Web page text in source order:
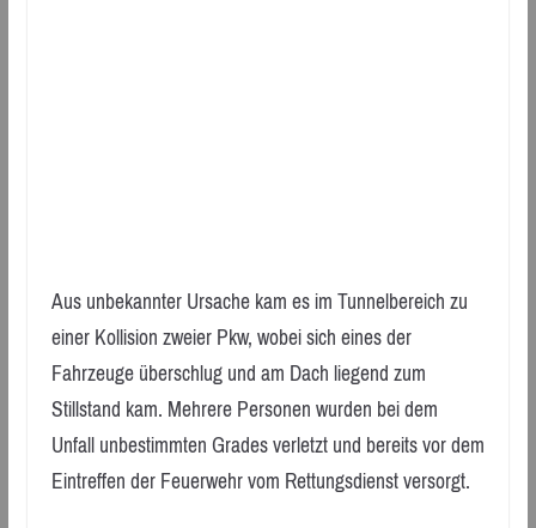
Aus unbekannter Ursache kam es im Tunnelbereich zu
einer Kollision zweier Pkw, wobei sich eines der
Fahrzeuge überschlug und am Dach liegend zum
Stillstand kam. Mehrere Personen wurden bei dem
Unfall unbestimmten Grades verletzt und bereits vor dem
Eintreffen der Feuerwehr vom Rettungsdienst versorgt.